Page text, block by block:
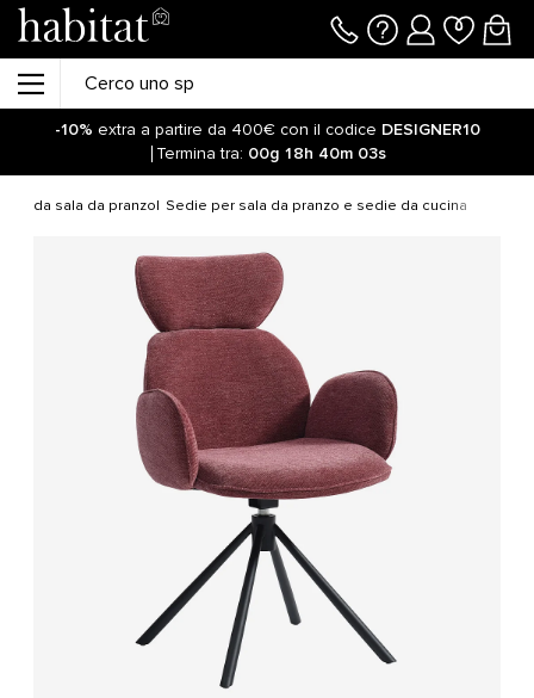
-10% extra a partire da 400€ con il codice DESIGNER10
Termina tra: 00g 18h 40m 02s
da sala da pranzo Sedie per sala da pranzo e sedie da cucina